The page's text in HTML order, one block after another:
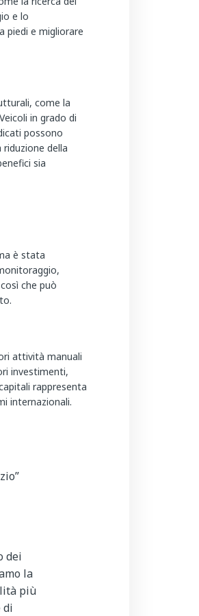
e lo
piedi e migliorare
come la
in grado di
possono
della
sia
è stata
che può
attività manuali
investimenti,
rappresenta
internazionali.
dei
la
più
di